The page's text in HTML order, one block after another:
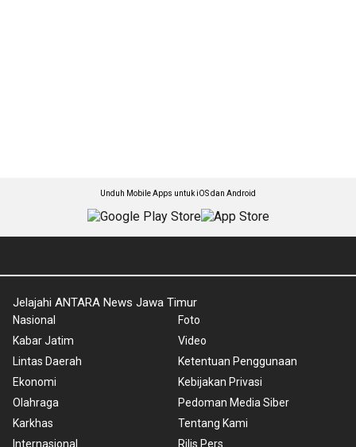
Unduh Mobile Apps untuk iOS dan Android
Jelajahi ANTARA News Jawa Timur
Nasional
Kabar Jatim
Lintas Daerah
Ekonomi
Olahraga
Karkhas
Internasional
Foto
Video
Ketentuan Penggunaan
Kebijakan Privasi
Pedoman Media Siber
Tentang Kami
Rilis Pers